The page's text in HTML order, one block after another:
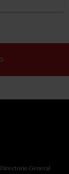
Directorio General